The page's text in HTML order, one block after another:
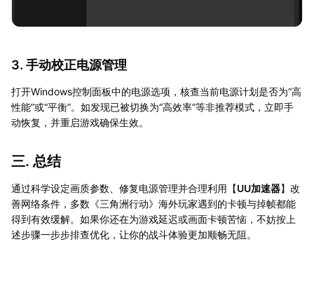
3. 手动校正电源管理
打开Windows控制面板中的电源选项，核查当前电源计划是否为“高
性能”或“平衡”。如发现已被切换为“高效率”等非推荐模式，立即手
动恢复，并重启游戏确保生效。
三. 总结
通过科学设定画质参数、修复电源管理并合理利用【UU加速器】改
善网络条件，多数《三角洲行动》海外玩家遇到的卡顿与掉帧都能
得到有效缓解。如果你还在为游戏延迟或画面卡顿苦恼，不妨按上
述步骤一步步排查优化，让你的战斗体验更加顺畅无阻。